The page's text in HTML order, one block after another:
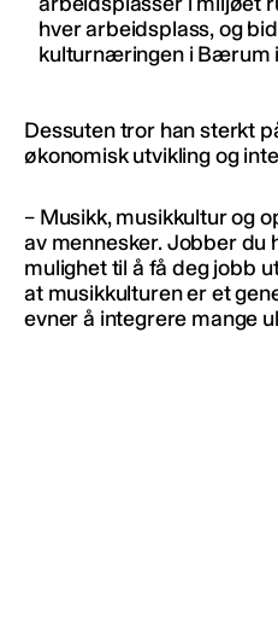
hver arbeidsplass, og
kulturnæringen i Bærum
Dessuten tror han sterkt
økonomisk utvikling og
– Musikk, musikkultur og
av mennesker. Jobber du
mulighet til å få deg jobb
at musikkulturen er et
evner å integrere mange